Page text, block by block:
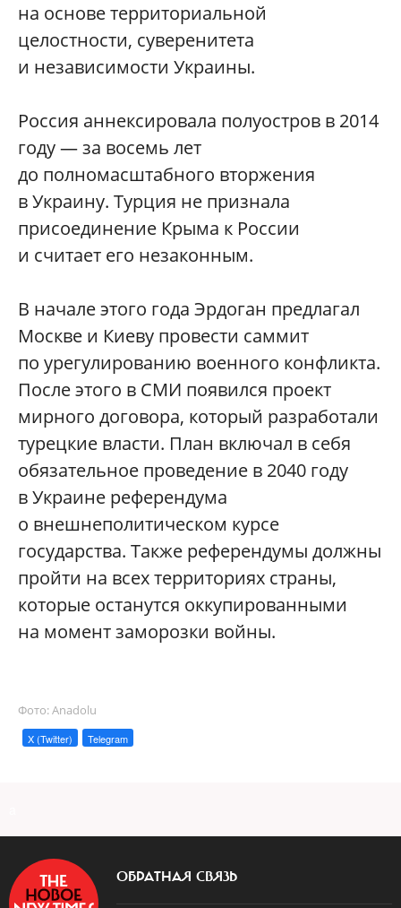
на основе территориальной
целостности, суверенитета
и независимости Украины.
Россия аннексировала полуостров в 2014
году — за восемь лет
до полномасштабного вторжения
в Украину. Турция не признала
присоединение Крыма к России
и считает его незаконным.
В начале этого года Эрдоган предлагал
Москве и Киеву провести саммит
по урегулированию военного конфликта.
После этого в СМИ появился проект
мирного договора, который разработали
турецкие власти. План включал в себя
обязательное проведение в 2040 году
в Украине референдума
о внешнеполитическом курсе
государства. Также референдумы должны
пройти на всех территориях страны,
которые останутся оккупированными
на момент заморозки войны.
Фото: Anadolu
X (Twitter) Telegram
ОБРАТНАЯ СВЯЗЬ